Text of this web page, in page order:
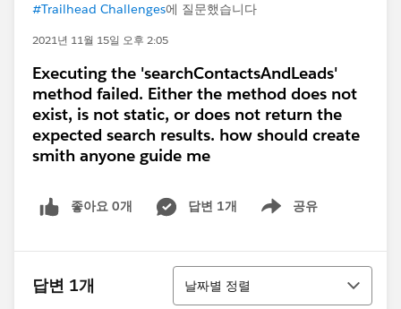
#Trailhead Challenges에 질문했습니다
2021년 11월 15일 오후 2:05
Executing the 'searchContactsAndLeads'
method failed. Either the method does not
exist, is not static, or does not return the
expected search results. how should create
smith anyone guide me
좋아요 0개 답변 1개 공유
Show menu
답변 1개
정렬
날짜별 정렬